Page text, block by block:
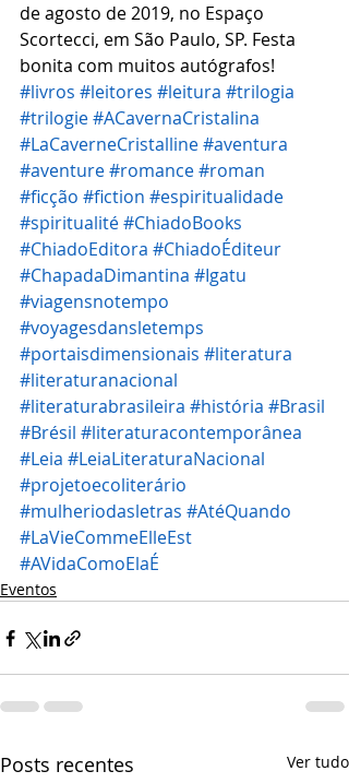
de agosto de 2019, no Espaço
Scortecci, em São Paulo, SP. Festa
bonita com muitos autógrafos!
#livros #leitores #leitura #trilogia
#trilogie#ACavernaCristalina
#LaCaverneCristalline#aventura
#aventure#romance#roman
#ficção #fiction #espiritualidade
#spiritualité#ChiadoBooks
#ChiadoEditora #ChiadoÉditeur
#ChapadaDimantina #Igatu
#viagensnotempo
#voyagesdansletemps
#portaisdimensionais #literatura
#literaturanacional
#literaturabrasileira #história #Brasil
#Brésil #literaturacontemporânea
#Leia #LeiaLiteraturaNacional
#projetoecoliterário
#mulheriodasletras #AtéQuando
#LaVieCommeElleEst
#AVidaComoElaÉ
Eventos
Posts recentes Ver tudo